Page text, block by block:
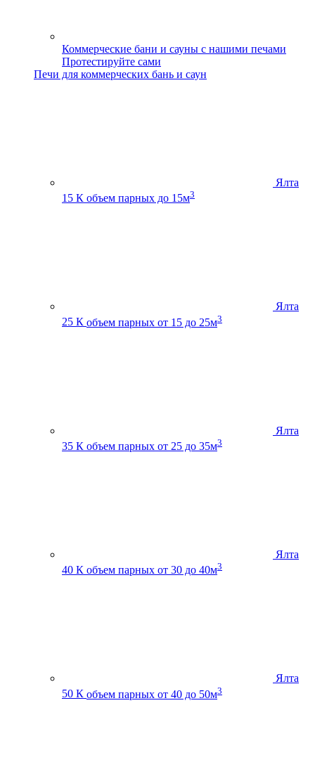
Коммерческие бани и сауны с нашими печами
Протестируйте сами
Печи для коммерческих бань и саун
Ялта
15 К объем парных до 15м3
Ялта
25 К объем парных от 15 до 25м3
Ялта
35 К объем парных от 25 до 35м3
Ялта
40 К объем парных от 30 до 40м3
Ялта
50 К объем парных от 40 до 50м3